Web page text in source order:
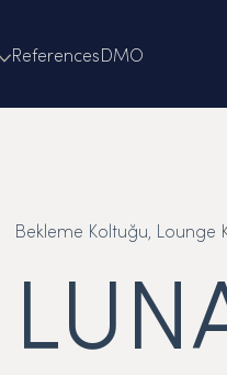
References DMO
Bekleme Koltuğu, Lounge